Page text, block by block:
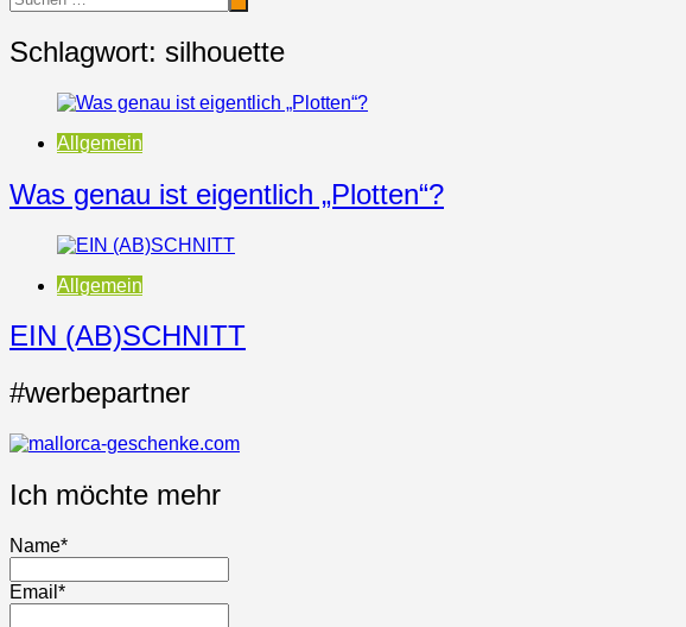
Schlagwort: silhouette
Allgemein
Was genau ist eigentlich „Plotten“?
Allgemein
EIN (AB)SCHNITT
#werbepartner
Ich möchte mehr
Name*
Email*